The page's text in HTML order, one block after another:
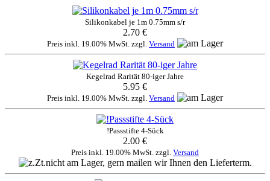
Silikonkabel je 1m 0.75mm s/r
2.70 €
Preis inkl. 19.00% MwSt. zzgl. Versand
Kegelrad Rarität 80-iger Jahre
5.95 €
Preis inkl. 19.00% MwSt. zzgl. Versand
!Passstifte 4-Sück
2.00 €
Preis inkl. 19.00% MwSt. zzgl. Versand